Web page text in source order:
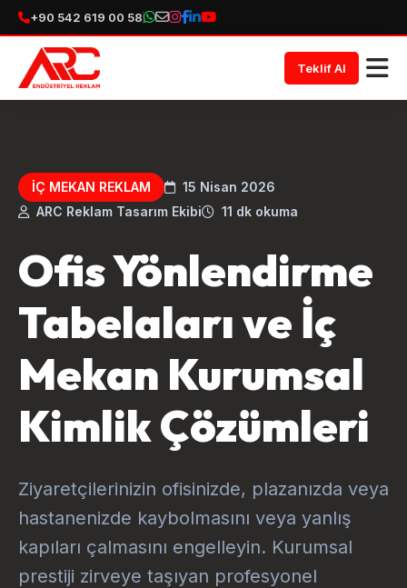
+90 542 619 00 58
Teklif Al
İÇ MEKAN REKLAM
15 Nisan 2026
ARC Reklam Tasarım Ekibi
11 dk okuma
Ofis Yönlendirme
Tabelaları ve İç
Mekan Kurumsal
Kimlik Çözümleri
Ziyaretçilerinizin ofisinizde, plazanızda veya
hastanenizde kaybolmasını veya yanlış
kapıları çalmasını engelleyin. Kurumsal
prestiji zirveye taşıyan profesyonel